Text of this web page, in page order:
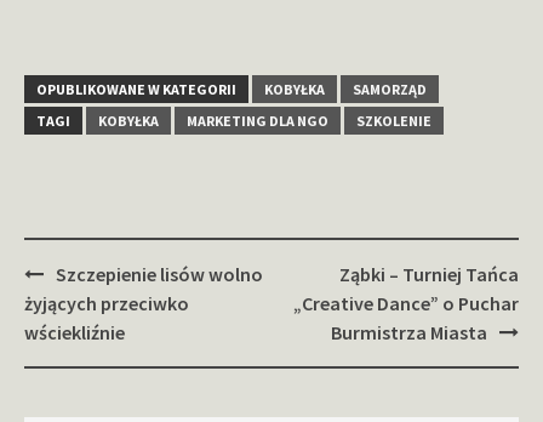
OPUBLIKOWANE W KATEGORII KOBYŁKA
SAMORZĄD
TAGI
KOBYŁKA MARKETING DLA NGO SZKOLENIE
Zobacz
wpisy
Szczepienie lisów wolno
żyjących przeciwko
wściekliźnie
Ząbki – Turniej Tańca
„Creative Dance” o Puchar
Burmistrza Miasta